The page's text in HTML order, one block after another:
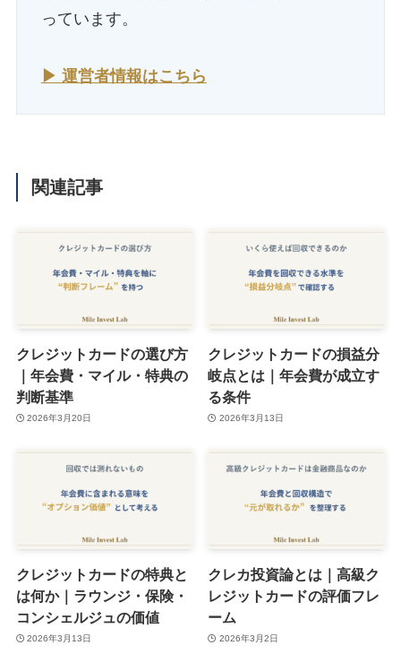
っています。
▶ 運営者情報はこちら
関連記事
クレジットカードの選び方
｜年会費・マイル・特典の
判断基準
2026年3月20日
クレジットカードの損益分
岐点とは｜年会費が成立す
る条件
2026年3月13日
クレジットカードの特典と
は何か｜ラウンジ・保険・
コンシェルジュの価値
2026年3月13日
クレカ投資論とは｜高級ク
レジットカードの評価フレ
ーム
2026年3月2日